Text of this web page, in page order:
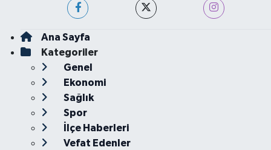
Ana Sayfa
Kategoriler
Genel
Ekonomi
Sağlık
Spor
İlçe Haberleri
Vefat Edenler